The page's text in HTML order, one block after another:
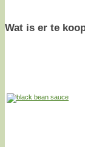
Wat is er te